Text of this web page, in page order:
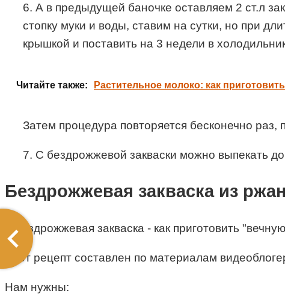
6. А в предыдущей баночке оставляем 2 ст.л
стопку муки и воды, ставим на сутки, но при
крышкой и поставить на 3 недели в
Читайте также: Растительное молоко: как
Затем процедура повторяется бесконечно раз,
7. С бездрожжевой закваски можно выпекать
Бездрожжевая закваска из
Этот рецепт составлен по материалам
Нам нужны: